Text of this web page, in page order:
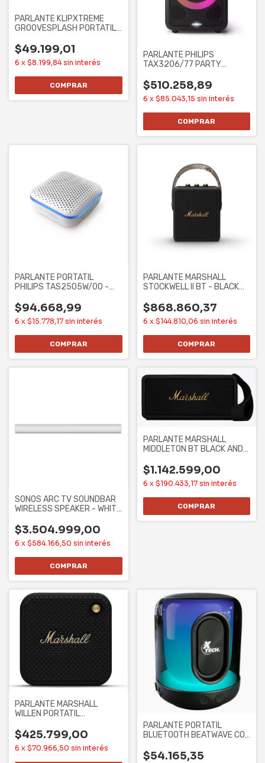
PARLANTE KLIPXTREME
GROOVESPLASH PORTATIL
$49.199,01
6 x $8.199,84 sin interés
PARLANTE PHILIPS
TAX3206/77 PARTY
WOOFER
$510.258,89
6 x $85.043,15 sin interés
PARLANTE PORTATIL
PHILIPS TAS2505W/00 -
$94.668,99
6 x $15.778,17 sin interés
PARLANTE MARSHALL
STOCKWELL II BT - BLACK
$868.860,37
6 x $144.810,06 sin interés
SONOS ARC TV SOUNDBAR
WIRELESS SPEAKER - WHITE
$3.504.999,00
6 x $584.166,50 sin interés
PARLANTE MARSHALL
MIDDLETON BT BLACK AND
$1.142.599,00
6 x $190.433,17 sin interés
PARLANTE MARSHALL
WILLEN PORTATIL
$425.799,00
6 x $70.966,50 sin interés
PARLANTE PORTATIL
BLUETOOTH BEATWAVE CON
$54.165,35